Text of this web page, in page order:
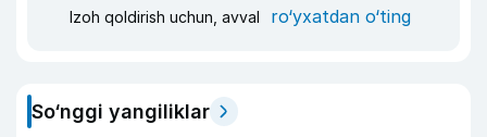
Izoh qoldirish uchun, avval ro‘yxatdan o‘ting
So‘nggi yangiliklar